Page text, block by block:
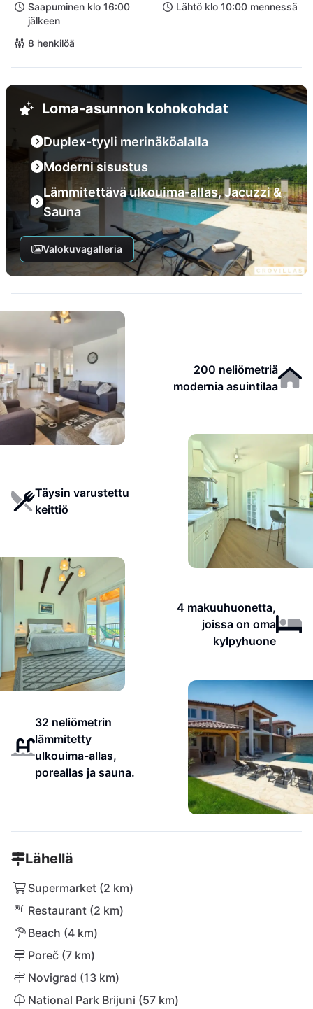
Saapuminen klo 16:00
jälkeen
Lähtö klo 10:00 mennessä
8 henkilöä
Loma-asunnon kohokohdat
Duplex-tyyli merinäköalalla
Moderni sisustus
Lämmitettävä ulkouima-allas, Jacuzzi &
Sauna
Valokuvagalleria
200 neliömetriä
modernia asuintilaa
Täysin varustettu
keittiö
4 makuuhuonetta,
joissa on oma
kylpyhuone
32 neliömetrin
lämmitetty
ulkouima-allas,
poreallas ja sauna.
Lähellä
Supermarket (2 km)
Restaurant (2 km)
Beach (4 km)
Poreč (7 km)
Novigrad (13 km)
National Park Brijuni (57 km)